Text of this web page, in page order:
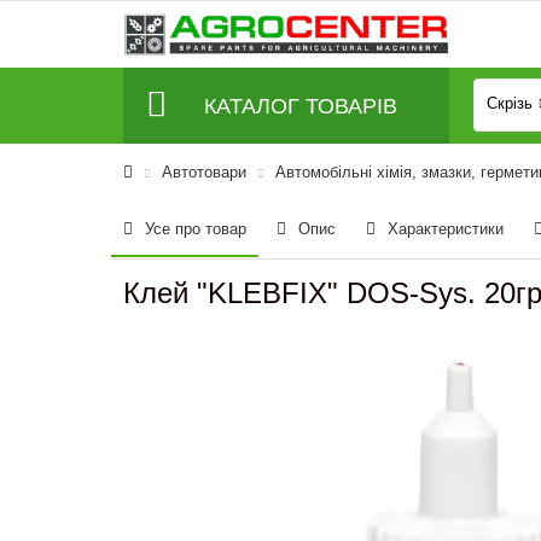
КАТАЛОГ ТОВАРІВ Скрізь
Автотовари Автомобільні хімія, змазки,
Усе про товар Опис Характеристики
Клей "KLEBFIX" DOS-Sys.